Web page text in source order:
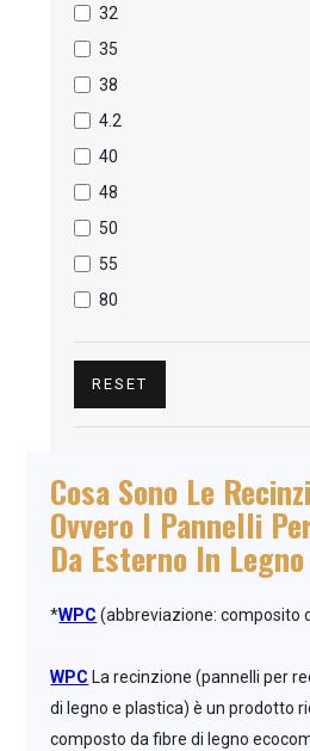
32
35
38
4.2
40
48
50
55
80
RESET
Cosa Sono Le
Ovvero I Pannelli
Da Esterno In
*WPC (abbreviazione: composito
WPC La recinzione (pannelli per
di legno e plastica) è un prodotto
composto da fibre di legno